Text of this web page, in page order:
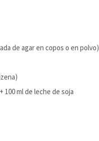
de agar en copos o en polvo)
100 ml de leche de soja